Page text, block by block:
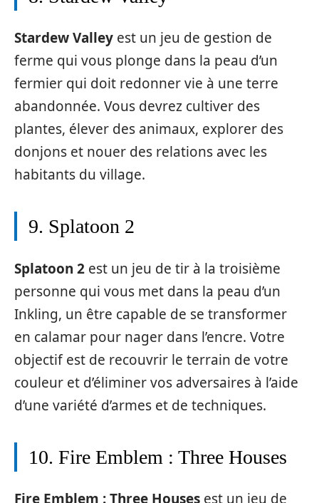
Stardew Valley est un jeu de gestion de
ferme qui vous plonge dans la peau d’un
fermier qui doit redonner vie à une terre
abandonnée. Vous devrez cultiver des
plantes, élever des animaux, explorer des
donjons et nouer des relations avec les
habitants du village.
9. Splatoon 2
Splatoon 2 est un jeu de tir à la troisième
personne qui vous met dans la peau d’un
Inkling, un être capable de se transformer
en calamar pour nager dans l’encre. Votre
objectif est de recouvrir le terrain de votre
couleur et d’éliminer vos adversaires à l’aide
d’une variété d’armes et de techniques.
10. Fire Emblem : Three Houses
Fire Emblem : Three Houses est un jeu de